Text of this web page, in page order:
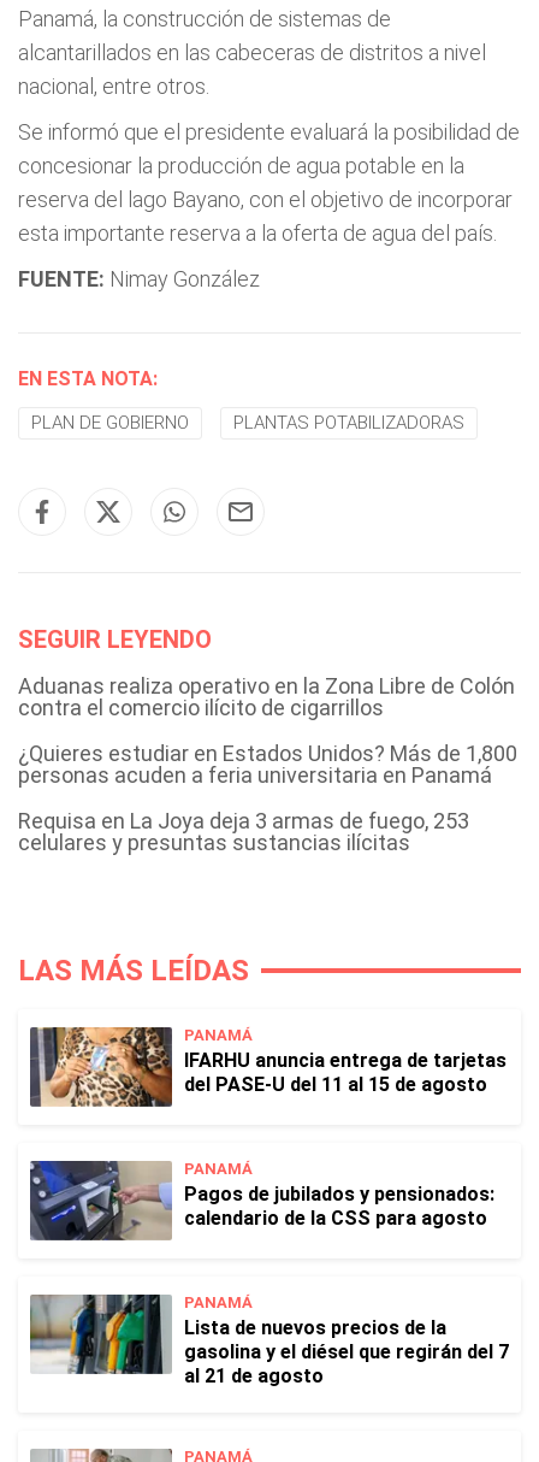
Panamá, la construcción de sistemas de
alcantarillados en las cabeceras de distritos a nivel
nacional, entre otros.
Se informó que el presidente evaluará la posibilidad de
concesionar la producción de agua potable en la
reserva del lago Bayano, con el objetivo de incorporar
esta importante reserva a la oferta de agua del país.
FUENTE: Nimay González
EN ESTA NOTA:
PLAN DE GOBIERNO PLANTAS POTABILIZADORAS
SEGUIR LEYENDO
Aduanas realiza operativo en la Zona Libre de Colón
contra el comercio ilícito de cigarrillos
¿Quieres estudiar en Estados Unidos? Más de 1,800
personas acuden a feria universitaria en Panamá
Requisa en La Joya deja 3 armas de fuego, 253
celulares y presuntas sustancias ilícitas
LAS MÁS LEÍDAS
PANAMÁ
IFARHU anuncia entrega de tarjetas
del PASE-U del 11 al 15 de agosto
PANAMÁ
Pagos de jubilados y pensionados:
calendario de la CSS para agosto
PANAMÁ
Lista de nuevos precios de la
gasolina y el diésel que regirán del 7
al 21 de agosto
PANAMÁ